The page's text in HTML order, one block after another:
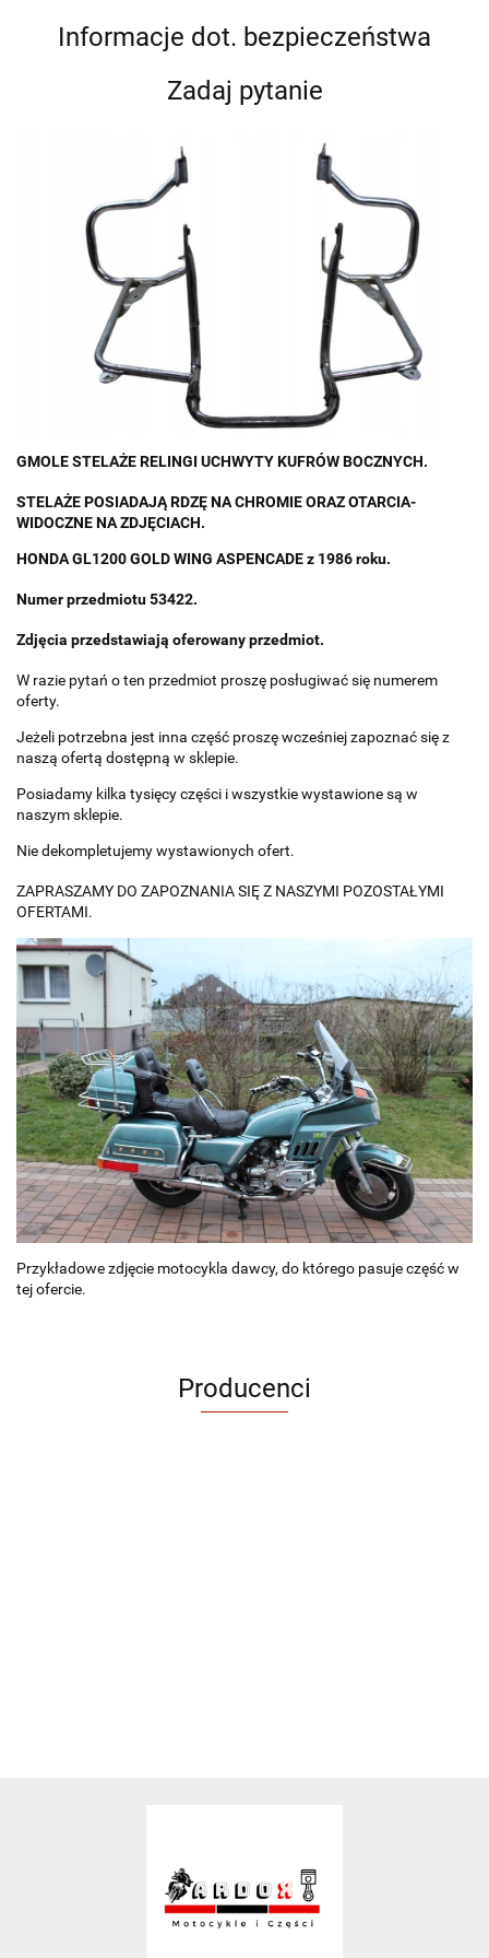
Informacje dot. bezpieczeństwa
Zadaj pytanie
GMOLE STELAŻE RELINGI UCHWYTY KUFRÓW BOCZNYCH.
STELAŻE POSIADAJĄ RDZĘ NA CHROMIE ORAZ OTARCIA-
WIDOCZNE NA ZDJĘCIACH.
HONDA GL1200 GOLD WING ASPENCADE z 1986 roku.
Numer przedmiotu 53422.
Zdjęcia przedstawiają oferowany przedmiot.
W razie pytań o ten przedmiot proszę posługiwać się numerem
oferty.
Jeżeli potrzebna jest inna część proszę wcześniej zapoznać się z
naszą ofertą dostępną w sklepie.
Posiadamy kilka tysięcy części i wszystkie wystawione są w
naszym sklepie.
Nie dekompletujemy wystawionych ofert.
ZAPRASZAMY DO ZAPOZNANIA SIĘ Z NASZYMI POZOSTAŁYMI
OFERTAMI.
Przykładowe zdjęcie motocykla dawcy, do którego pasuje część w
tej ofercie.
Producenci